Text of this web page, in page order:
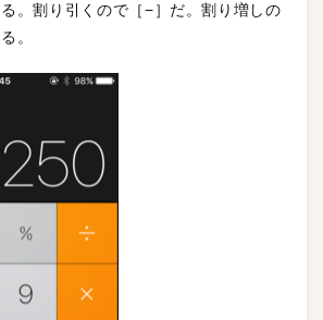
。割り引くので［−］だ。割り増しの
。